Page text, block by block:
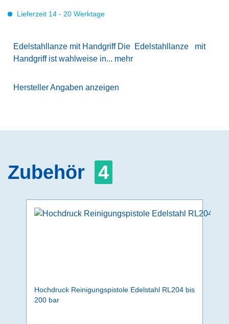
Lieferzeit 14 - 20 Werktage
Edelstahllanze mit Handgriff Die Edelstahllanze mit
Handgriff ist wahlweise in... mehr
Hersteller Angaben anzeigen
Zubehör 4
Hochdruck Reinigungspistole Edelstahl RL204 bis
200 bar